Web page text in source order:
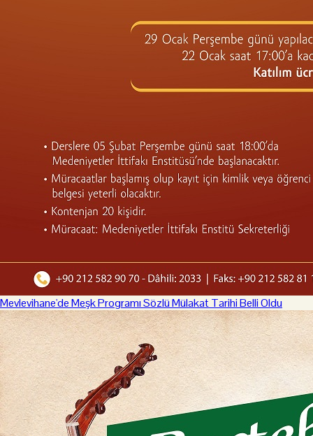
Mevlevihane'de Meşk Programı Sözlü Mülakat Tarihi Belli Oldu